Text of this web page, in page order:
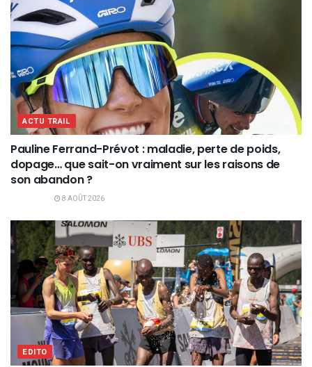
ACTU TRAIL
Pauline Ferrand-Prévot : maladie, perte de poids,
dopage… que sait-on vraiment sur les raisons de
son abandon ?
8 AOÛT 2026
EDITO